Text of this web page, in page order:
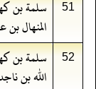
51 سلمة بن
المنهال
52 سلمة بن
الله بن